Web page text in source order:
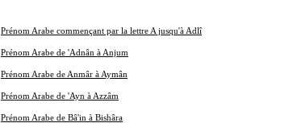
Prénom Arabe commençant par la lettre A jusqu'à Adlî
Prénom Arabe de 'Adnân à Anjum
Prénom Arabe de Anmâr à Aymân
Prénom Arabe de 'Ayn à Azzâm
Prénom Arabe de Bâ'in à Bishâra